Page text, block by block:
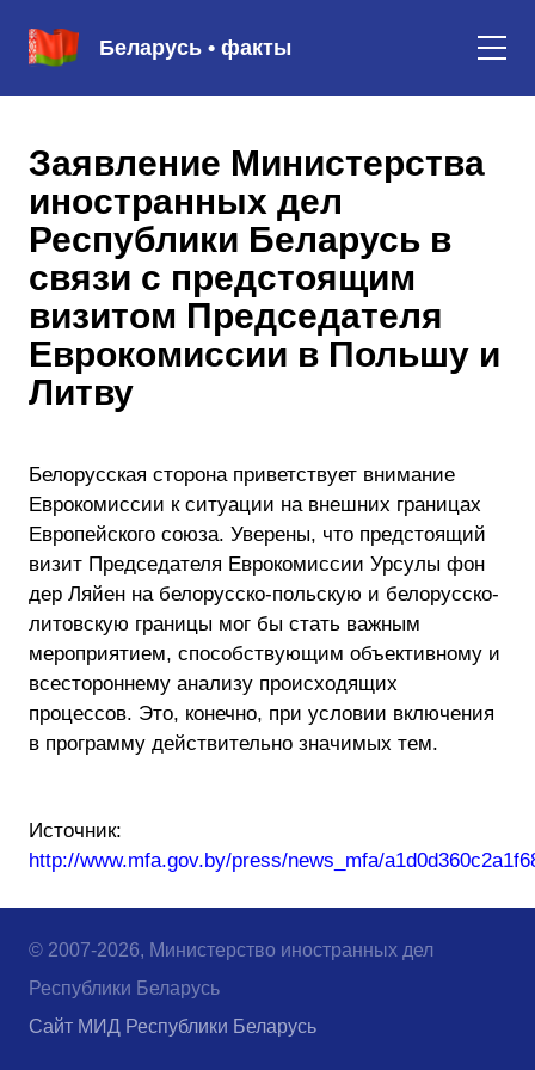
Беларусь • факты
Заявление Министерства
иностранных дел
Республики Беларусь в
связи с предстоящим
визитом Председателя
Еврокомиссии в Польшу и
Литву
Белорусская сторона приветствует внимание
Еврокомиссии к ситуации на внешних границах
Европейского союза. Уверены, что предстоящий
визит Председателя Еврокомиссии Урсулы фон
дер Ляйен на белорусско-польскую и белорусско-
литовскую границы мог бы стать важным
мероприятием, способствующим объективному и
всестороннему анализу происходящих
процессов. Это, конечно, при условии включения
в программу действительно значимых тем.
Источник:
http://www.mfa.gov.by/press/news_mfa/
© 2007-2026, Министерство иностранных дел
Республики Беларусь
Сайт МИД Республики Беларусь